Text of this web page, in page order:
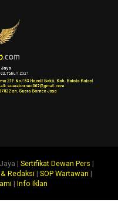
|Sertifikat Dewan Pers |
Redaksi |SOP Wartawan |
| Info Iklan